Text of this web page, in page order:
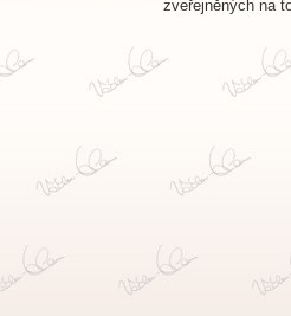
zveřejněných na